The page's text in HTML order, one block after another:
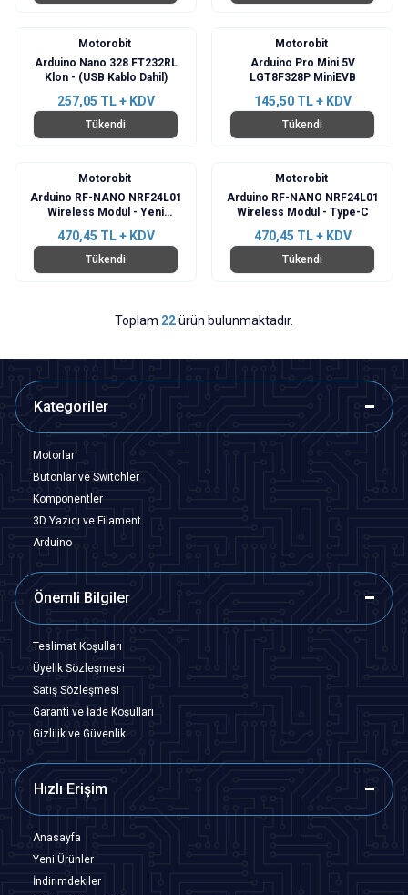
Motorobit
Arduino Nano 328 FT232RL
Klon - (USB Kablo Dahil)
257,05 TL + KDV
Tükendi
Motorobit
Arduino Pro Mini 5V
LGT8F328P MiniEVB
145,50TL + KDV
Tükendi
Motorobit
Arduino RF-NANO NRF24L01
Wireless Modül - Yeni
470,45 TL + KDV
Tükendi
Motorobit
Arduino RF-NANO NRF24L01
Wireless Modül - Type-C
470,45 TL + KDV
Tükendi
Toplam 22ürün bulunmaktadır.
Kategoriler
Motorlar
Butonlar ve Switchler
Komponentler
3D Yazıcı ve Filament
Arduino
Önemli Bilgiler
Teslimat Koşulları
Üyelik Sözleşmesi
Satış Sözleşmesi
Garanti ve İade Koşulları
Gizlilik ve Güvenlik
Hızlı Erişim
Anasayfa
Yeni Ürünler
İndirimdekiler